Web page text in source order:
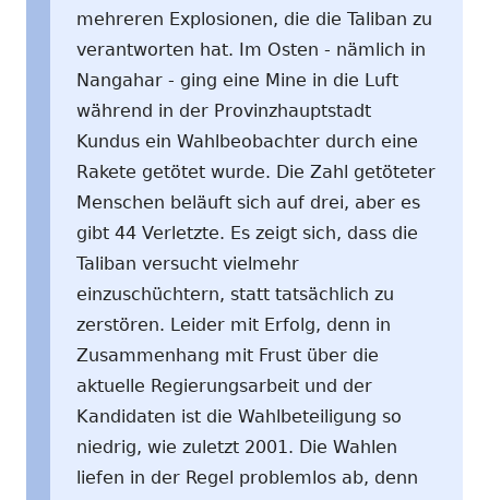
mehreren Explosionen, die die Taliban zu
verantworten hat. Im Osten - nämlich in
Nangahar - ging eine Mine in die Luft
während in der Provinzhauptstadt
Kundus ein Wahlbeobachter durch eine
Rakete getötet wurde. Die Zahl getöteter
Menschen beläuft sich auf drei, aber es
gibt 44 Verletzte. Es zeigt sich, dass die
Taliban versucht vielmehr
einzuschüchtern, statt tatsächlich zu
zerstören. Leider mit Erfolg, denn in
Zusammenhang mit Frust über die
aktuelle Regierungsarbeit und der
Kandidaten ist die Wahlbeteiligung so
niedrig, wie zuletzt 2001. Die Wahlen
liefen in der Regel problemlos ab, denn